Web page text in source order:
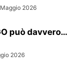
2026
può davvero…
2026